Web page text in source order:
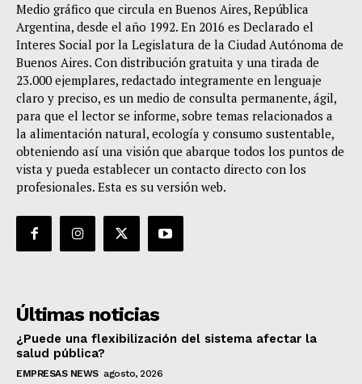
Medio gráfico que circula en Buenos Aires, República
Argentina, desde el año 1992. En 2016 es Declarado el
Interes Social por la Legislatura de la Ciudad Autónoma de
Buenos Aires. Con distribución gratuita y una tirada de
23.000 ejemplares, redactado integramente en lenguaje
claro y preciso, es un medio de consulta permanente, ágil,
para que el lector se informe, sobre temas relacionados a
la alimentación natural, ecología y consumo sustentable,
obteniendo así una visión que abarque todos los puntos de
vista y pueda establecer un contacto directo con los
profesionales. Esta es su versión web.
Últimas noticias
¿Puede una flexibilización del sistema afectar la
salud pública?
EMPRESAS NEWS agosto, 2026